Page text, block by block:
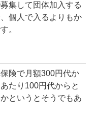
集して団体加入する
個人で入るよりもか
。
険で月額300円代か
たり100円代からと
というとそうでもあ